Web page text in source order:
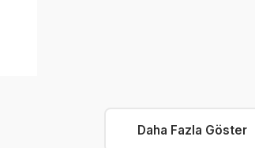
Daha Fazla Göster